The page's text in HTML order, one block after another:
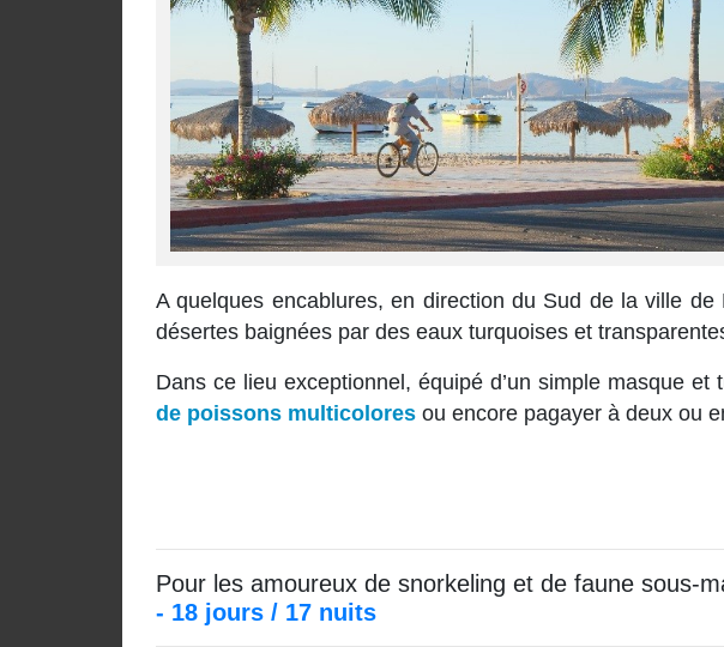
A quelques encablures, en direction du Sud de la ville de
désertes baignées par des eaux turquoises et
Dans ce lieu exceptionnel, équipé d’un simple masque
de poissons multicolores ou encore pagayer à deux ou
Pour les amoureux de snorkeling et de faune sous-
- 18 jours / 17 nuits